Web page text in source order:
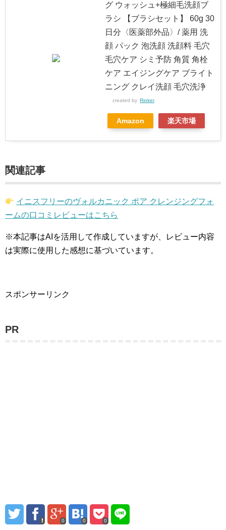
グ ウォッシュ+極細毛洗顔ブ
ラシ 【ブラシセット】 60g 30
日分〈医薬部外品〉/ 薬用 洗
顔 パック 泡洗顔 洗顔料 毛穴
毛穴ケア シミ予防 角質 角栓
ケア エイジングケア ブライト
ニング クレイ洗顔 毛穴洗浄
created by Rinker
Amazon 楽天市場
関連記事
イニスフリーのヴォルカニック ポア クレンジングフォ
ームの口コミレビューはこちら
※本記事はAIを活用して作成していますが、レビュー内容
は実際に使用した感想に基づいています。
スポンサーリンク
PR
0 0 0